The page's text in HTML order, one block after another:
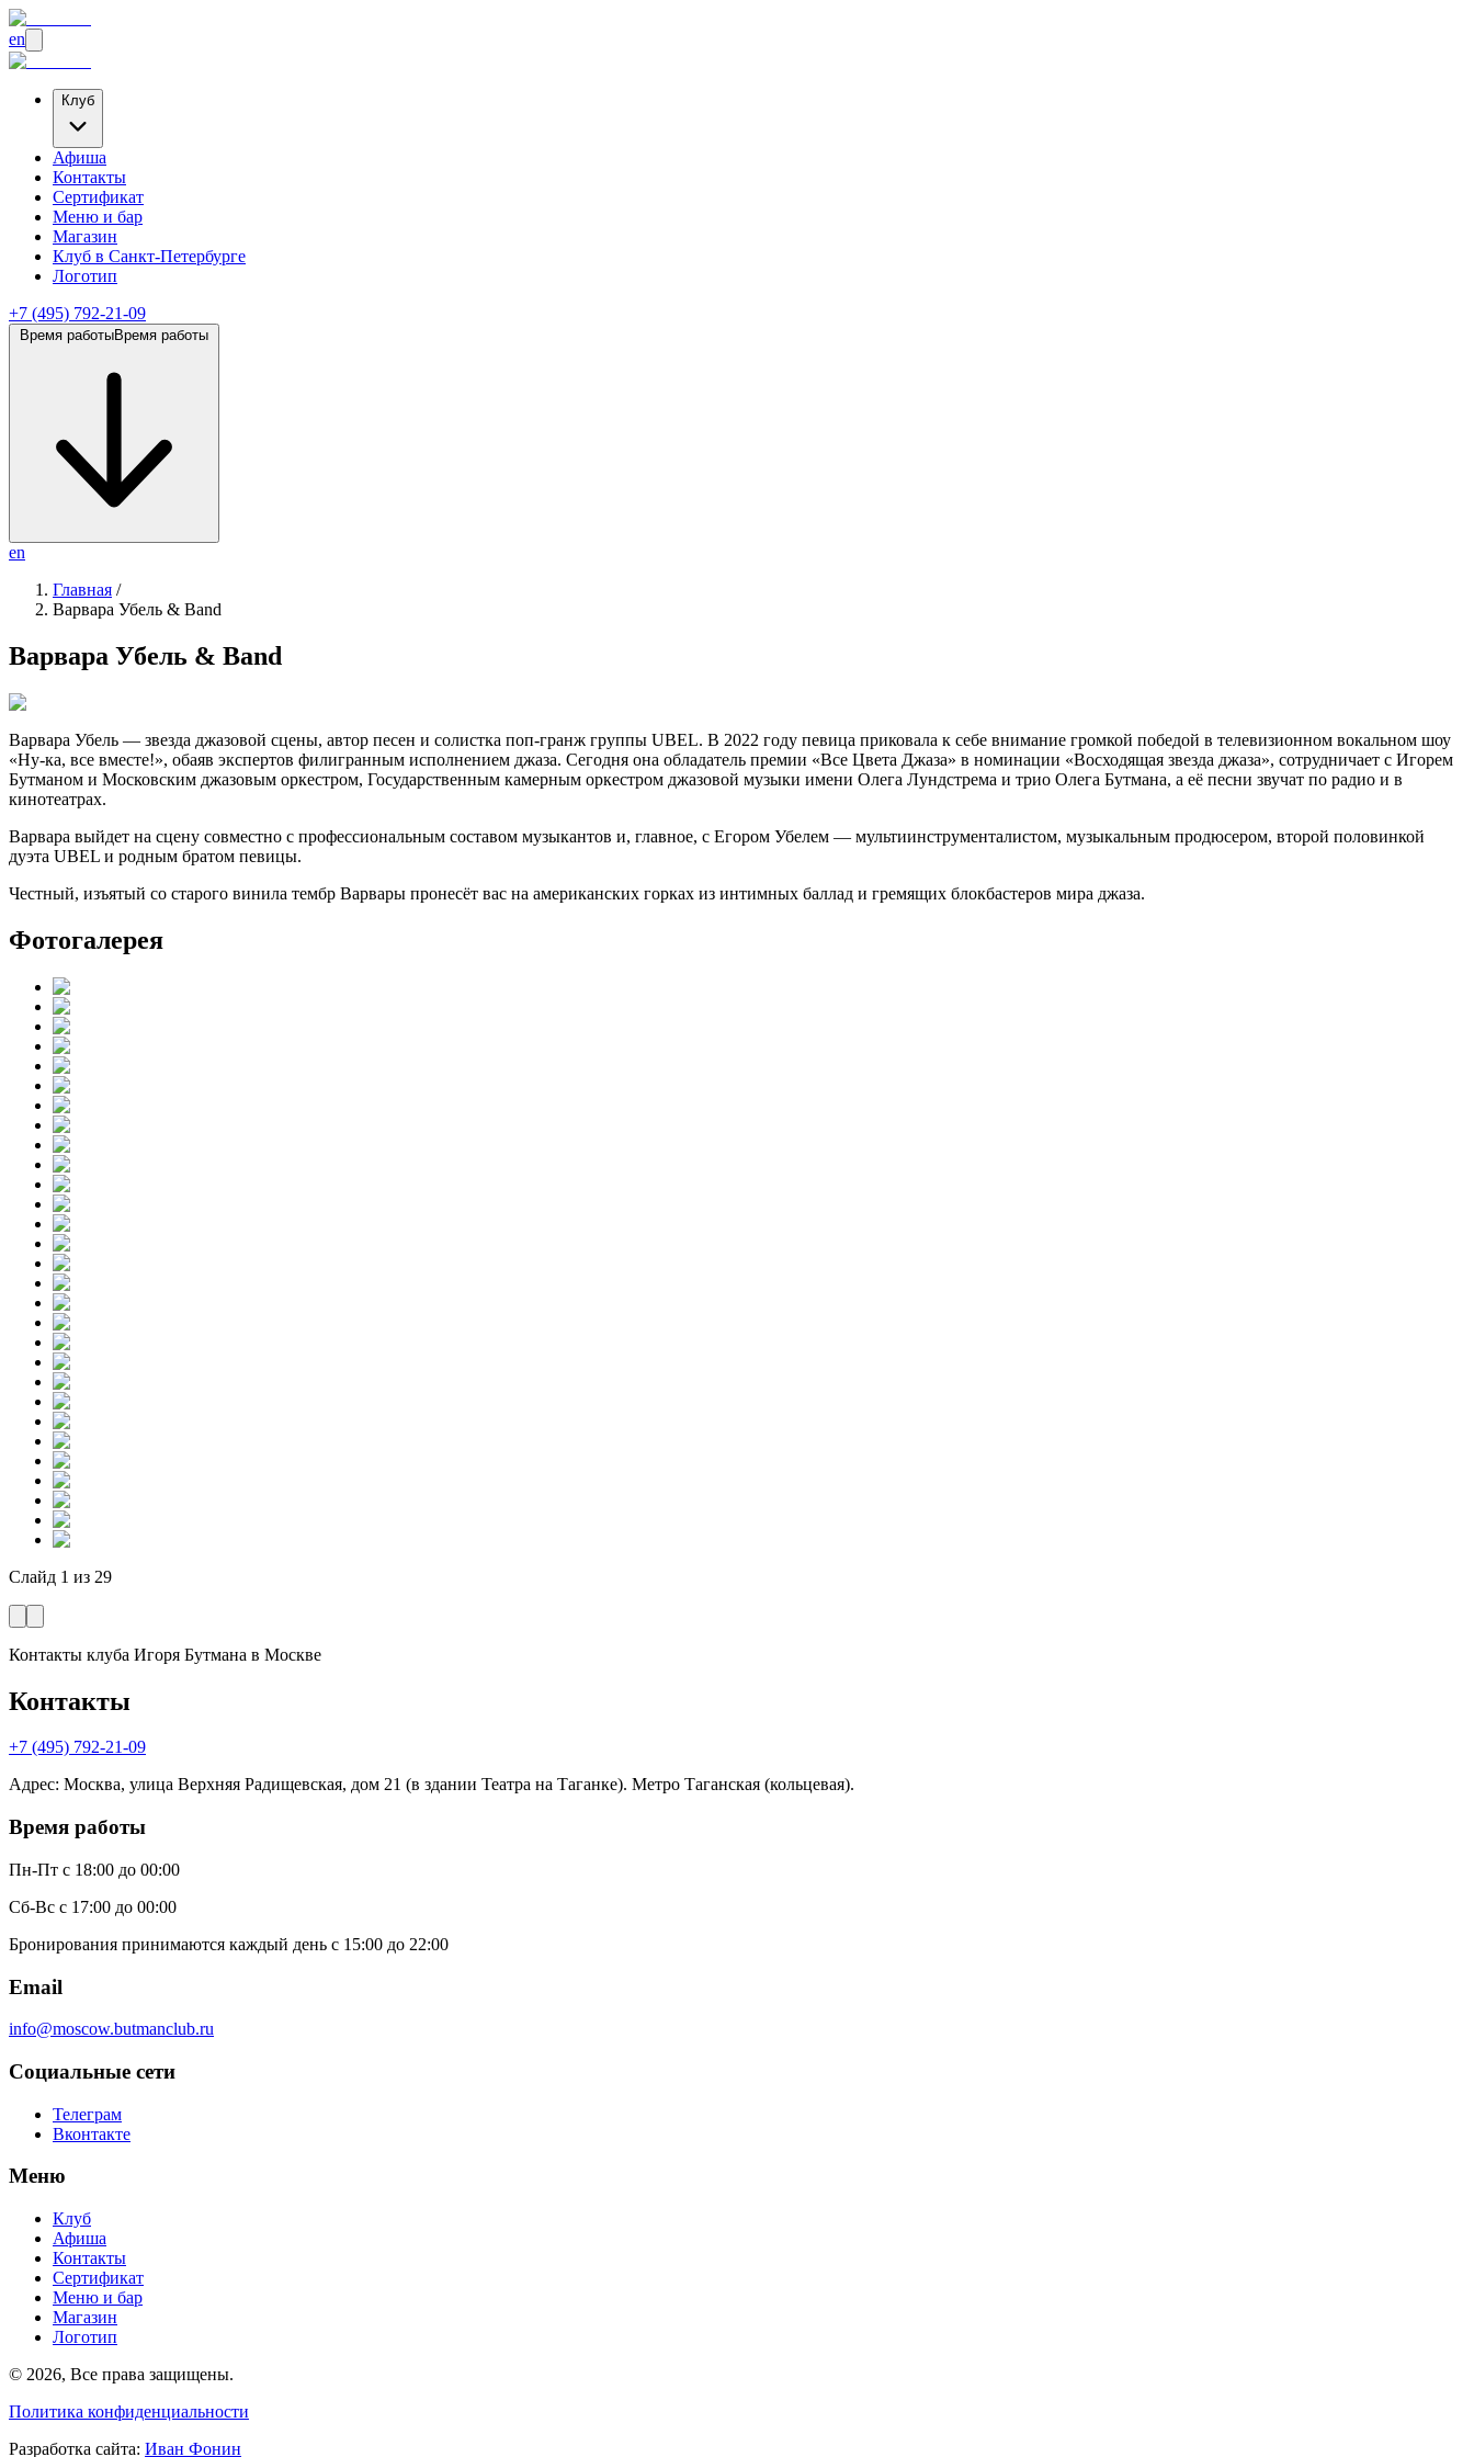
en
Клуб
Афиша
Контакты
Сертификат
Меню и бар
Магазин
Клуб в Санкт-Петербурге
Логотип
+7 (495) 792-21-09
Время работыВремя работы
en
Главная /
Варвара Убель & Band
Варвара Убель & Band
Варвара Убель — звезда джазовой сцены, автор песен и солистка поп-гранж группы UBEL. В 2022 году певица приковала к себе внимание громкой победой в телевизионном вокальном шоу
«Ну-ка, все вместе!», обаяв экспертов филигранным исполнением джаза. Сегодня она обладатель премии «Все Цвета Джаза» в номинации «Восходящая звезда джаза», сотрудничает с Игорем
Бутманом и Московским джазовым оркестром, Государственным камерным оркестром джазовой музыки имени Олега Лундстрема и трио Олега Бутмана, а её песни звучат по радио и в
кинотеатрах.
Варвара выйдет на сцену совместно с профессиональным составом музыкантов и, главное, с Егором Убелем — мультиинструменталистом, музыкальным продюсером, второй половинкой
дуэта UBEL и родным братом певицы.
Честный, изъятый со старого винила тембр Варвары пронесёт вас на американских горках из интимных баллад и гремящих блокбастеров мира джаза.
Фотогалерея
Слайд 1 из 29
Контакты клуба Игоря Бутмана в Москве
Контакты
+7 (495) 792-21-09
Адрес: Москва, улица Верхняя Радищевская, дом 21 (в здании Театра на Таганке). Метро Таганская (кольцевая).
Время работы
Пн-Пт с 18:00 до 00:00
Сб-Вс с 17:00 до 00:00
Бронирования принимаются каждый день с 15:00 до 22:00
Email
info@moscow.butmanclub.ru
Социальные сети
Телеграм
Вконтакте
Меню
Клуб
Афиша
Контакты
Сертификат
Меню и бар
Магазин
Логотип
© 2026, Все права защищены.
Политика конфиденциальности
Разработка сайта: Иван Фонин